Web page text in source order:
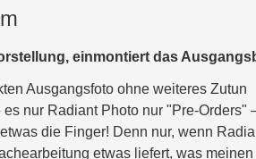
einmontiert das
Ausgangsfoto ohne weiteres Zutun
nur Radiant Photo nur "Pre-Orders"
die Finger! Denn nur, wenn
etwas liefert, was meinen